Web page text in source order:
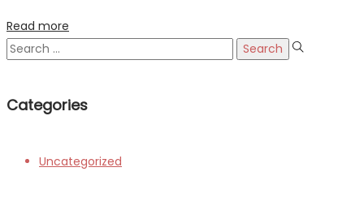
Read more
Search
Categories
Uncategorized